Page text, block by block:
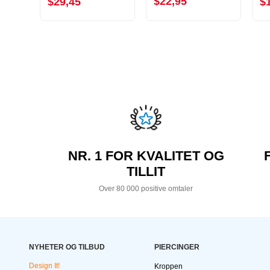
NR. 1 FOR KVALITET OG
TILLIT
Over 80 000 positive omtaler
NYHETER OG TILBUD
Design It!
PIERCINGER
Kroppen